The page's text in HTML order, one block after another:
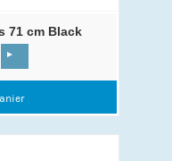
71 cm Black